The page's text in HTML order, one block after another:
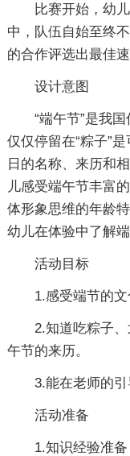
比赛开始，幼
中，队伍自始至终
的合作评选出最佳速
设计意图
“端午节”是我
仅仅停留在“粽子”
日的名称、来历和
儿感受端午节丰富
体形象思维的年龄
幼儿在体验中了解
活动目标
1.感受端节的
2.知道吃粽子
午节的来历。
3.能在老师的引
活动准备
1.知识经验准备